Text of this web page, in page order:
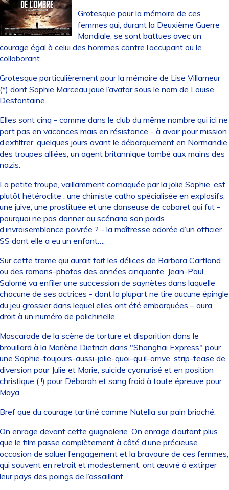
Grotesque pour la mémoire de ces
femmes qui, durant la Deuxième Guerre
Mondiale, se sont battues avec un
égal à celui des hommes contre l’occupant ou le
particulièrement pour la mémoire de Lise Villameur
dont Sophie Marceau joue l’avatar sous le nom de Louise
sont cinq - comme dans le club du même nombre qui ici ne
pas en vacances mais en résistance - à avoir pour mission
quelques jours avant le débarquement en Normandie
troupes alliées, un agent britannique tombé aux mains des
petite troupe, vaillamment cornaquée par la jolie Sophie, est
hétéroclite : une chimiste catho spécialisée en explosifs,
juive, une prostituée et une danseuse de cabaret qui fut -
ne pas donner au scénario son poids
poivrée ? - la maîtresse adorée d’un officier
dont elle a eu un enfant….
cette trame qui aurait fait les délices de Barbara Cartland
des romans-photos des années cinquante, Jean-Paul
va enfiler une succession de saynètes dans laquelle
de ses actrices - dont la plupart ne tire aucune épingle
jeu grossier dans lequel elles ont été embarquées – aura
à un numéro de polichinelle.
de la scène de torture et disparition dans le
à la Marlène Dietrich dans "Shanghai Express" pour
Sophie-toujours-aussi-jolie-quoi-qu’il-arrive, strip-tease de
pour Julie et Marie, suicide cyanurisé et en position
( !) pour Déborah et sang froid à toute épreuve pour
que du courage tartiné comme Nutella sur pain brioché.
enrage devant cette guignolerie. On enrage d’autant plus
le film passe complètement à côté d’une précieuse
de saluer l’engagement et la bravoure de ces femmes,
souvent en retrait et modestement, ont œuvré à extirper
pays des poings de l’assaillant.